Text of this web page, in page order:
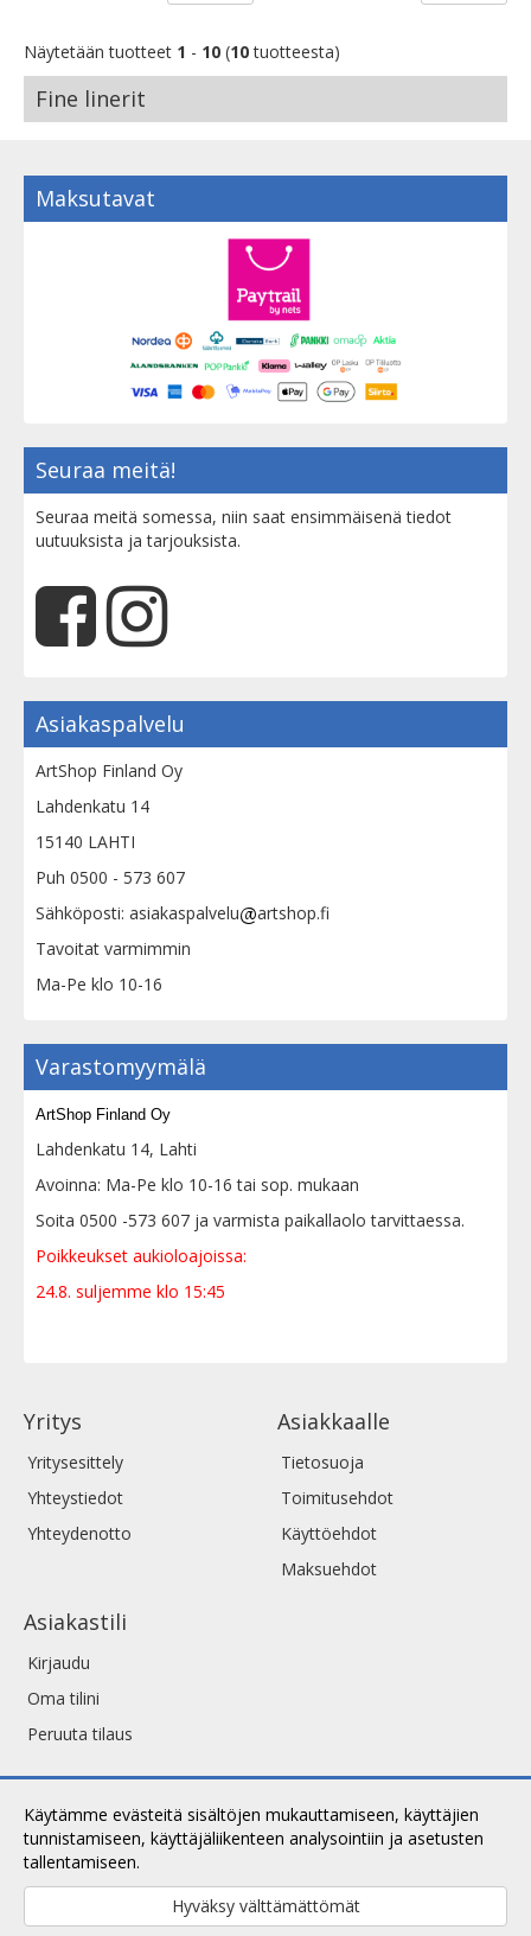
Käytämme evästeitä sisältöjen mukauttamiseen, käyttäjien
tunnistamiseen, käyttäjäliikenteen analysointiin ja asetusten
tallentamiseen.
Hyväksy välttämättömät
Näytetään tuotteet 1 - 10 (10tuotteesta)
Fine linerit
Maksutavat
Seuraa meitä!
Seuraa meitä somessa, niin saat ensimmäisenä tiedot
uutuuksista ja tarjouksista.
Asiakaspalvelu
ArtShop Finland Oy
Lahdenkatu 14
15140 LAHTI
Puh 0500 - 573 607
Sähköposti: asiakaspalvelu
artshop.fi
Tavoitat varmimmin
Ma-Pe klo 10-16
Varastomyymälä
ArtShop Finland Oy
Lahdenkatu 14, Lahti
Avoinna: Ma-Pe klo 10-16 tai sop. mukaan
Soita 0500 -573 607 ja varmista paikallaolo tarvittaessa.
Poikkeukset aukioloajoissa:
24.8. suljemme klo 15:45
Yritys
Yritysesittely
Yhteystiedot
Yhteydenotto
Asiakkaalle
Tietosuoja
Toimitusehdot
Käyttöehdot
Maksuehdot
Asiakastili
Kirjaudu
Oma tilini
Peruuta tilaus